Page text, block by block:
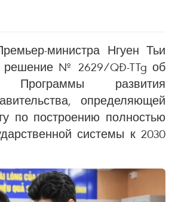
министра Нгуен Тьи
решение № 2629/QĐ-TTg об
Программы развития
определяющей
по построению полностью
системы к 2030